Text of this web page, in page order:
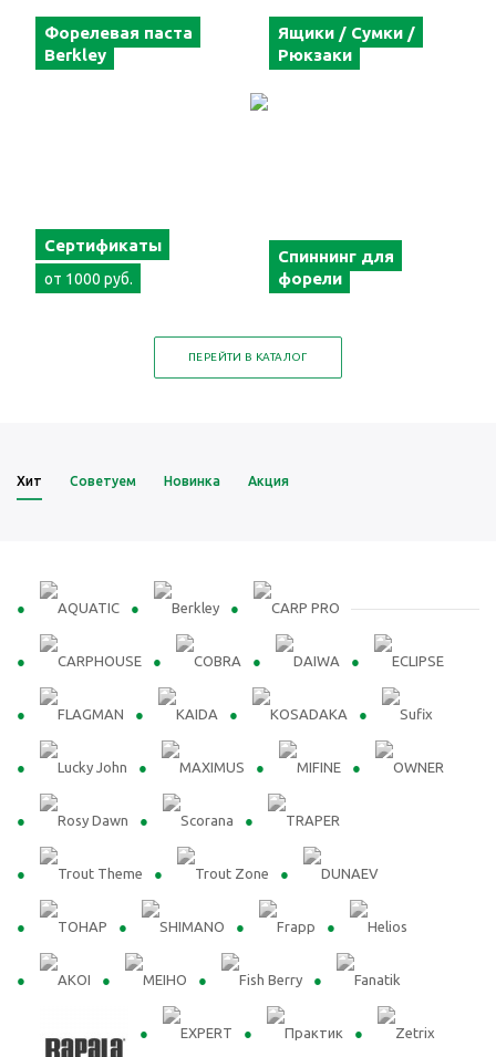
Форелевая паста
Berkley
Ящики / Сумки /
Рюкзаки
Сертификаты
от 1000 руб.
Спиннинг для
форели
ПЕРЕЙТИ В КАТАЛОГ
Хит Советуем Новинка Акция